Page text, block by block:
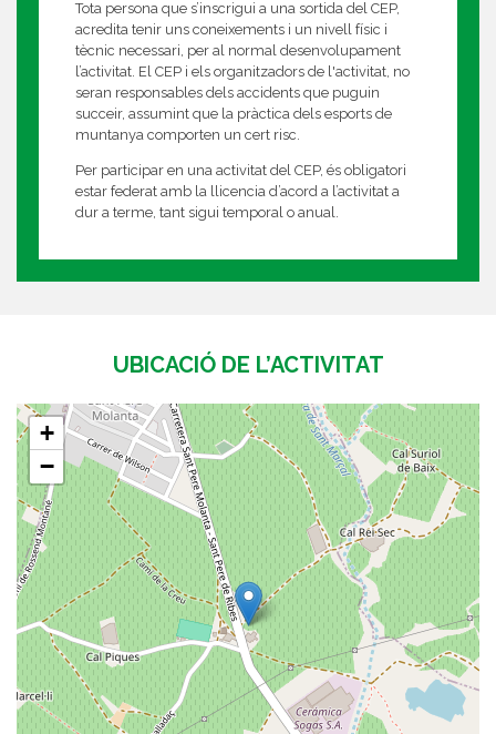
Tota persona que s’inscrigui a una sortida del CEP,
acredita tenir uns coneixements i un nivell físic i
tècnic necessari, per al normal desenvolupament
l’activitat. El CEP i els organitzadors de l'activitat, no
seran responsables dels accidents que puguin
succeir, assumint que la pràctica dels esports de
muntanya comporten un cert risc.
Per participar en una activitat del CEP, és obligatori
estar federat amb la llicencia d’acord a l’activitat a
dur a terme, tant sigui temporal o anual.
UBICACIÓ DE L’ACTIVITAT
+
−